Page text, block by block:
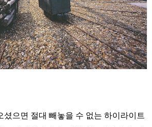
으면 절대 빼놓을 수 없는 하이라이트